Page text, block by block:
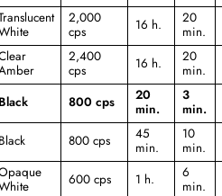
2,000
cps
16 h.
20
min.
2,400
cps
16 h.
20
min.
Black 800 cps
20
min.
3
min.
Black 800 cps
45
min.
10
min.
600 cps 1 h.
6
min.